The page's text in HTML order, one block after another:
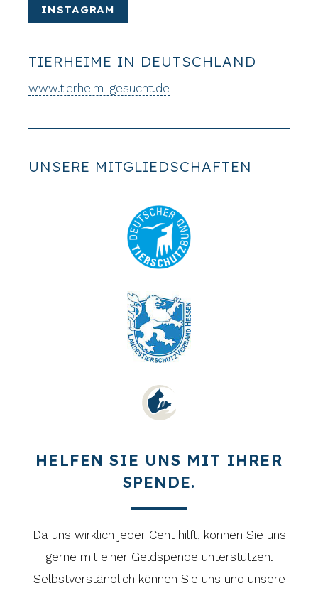
INSTAGRAM
TIERHEIME IN DEUTSCHLAND
www.tierheim-gesucht.de
UNSERE MITGLIEDSCHAFTEN
HELFEN SIE UNS MIT IHRER
SPENDE.
Da uns wirklich jeder Cent hilft, können Sie uns
gerne mit einer Geldspende unterstützen.
Selbstverständlich können Sie uns und unsere